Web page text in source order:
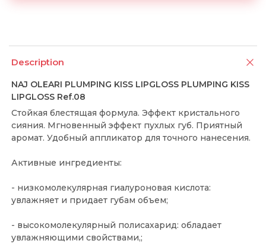
Description
NAJ OLEARI PLUMPING KISS LIPGLOSS PLUMPING KISS
LIPGLOSS Ref.08
Стойкая блестящая формула. Эффект кристального
сияния. Мгновенный эффект пухлых губ. Приятный
аромат. Удобный аппликатор для точного нанесения.
Активные ингредиенты:
- низкомолекулярная гиалуроновая кислота:
увлажняет и придает губам объем;
- высокомолекулярный полисахарид: обладает
увлажняющими свойствами,;